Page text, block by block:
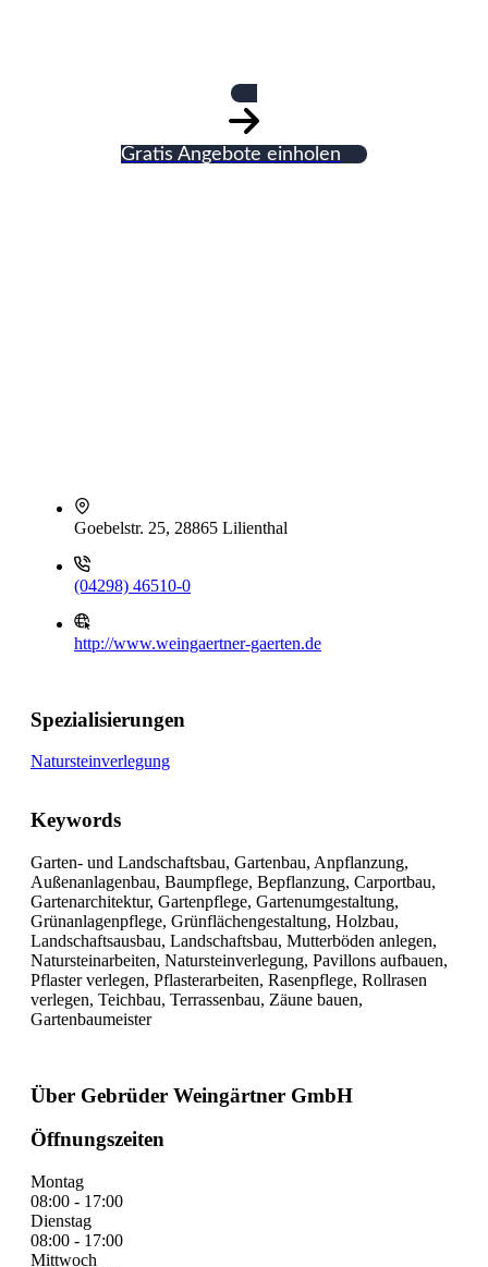
Gratis Angebote einholen
Goebelstr. 25, 28865 Lilienthal
(04298) 46510-0
http://www.weingaertner-gaerten.de
Spezialisierungen
Natursteinverlegung
Keywords
Garten- und Landschaftsbau, Gartenbau, Anpflanzung,
Außenanlagenbau, Baumpflege, Bepflanzung, Carportbau,
Gartenarchitektur, Gartenpflege, Gartenumgestaltung,
Grünanlagenpflege, Grünflächengestaltung, Holzbau,
Landschaftsausbau, Landschaftsbau, Mutterböden anlegen,
Natursteinarbeiten, Natursteinverlegung, Pavillons aufbauen,
Pflaster verlegen, Pflasterarbeiten, Rasenpflege, Rollrasen
verlegen, Teichbau, Terrassenbau, Zäune bauen,
Gartenbaumeister
Über Gebrüder Weingärtner GmbH
Öffnungszeiten
Montag
08:00 - 17:00
Dienstag
08:00 - 17:00
Mittwoch